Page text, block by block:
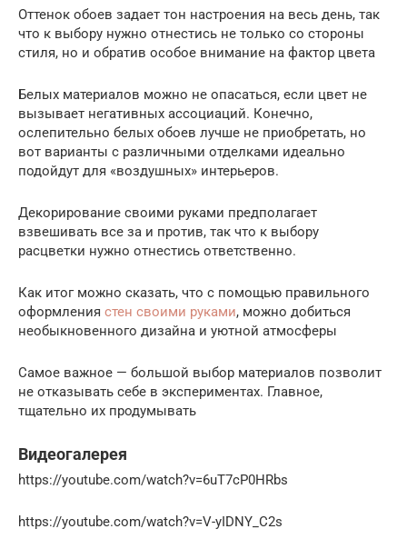
Оттенок обоев задает тон настроения на весь день, так
что к выбору нужно отнестись не только со стороны
стиля, но и обратив особое внимание на фактор цвета
Белых материалов можно не опасаться, если цвет не
вызывает негативных ассоциаций. Конечно,
ослепительно белых обоев лучше не приобретать, но
вот варианты с различными отделками идеально
подойдут для «воздушных» интерьеров.
Декорирование своими руками предполагает
взвешивать все за и против, так что к выбору
расцветки нужно отнестись ответственно.
Как итог можно сказать, что с помощью правильного
оформления стен своими руками, можно добиться
необыкновенного дизайна и уютной атмосферы
Самое важное — большой выбор материалов позволит
не отказывать себе в экспериментах. Главное,
тщательно их продумывать
Видеогалерея
https://youtube.com/watch?v=6uT7cP0HRbs
https://youtube.com/watch?v=V-yIDNY_C2s